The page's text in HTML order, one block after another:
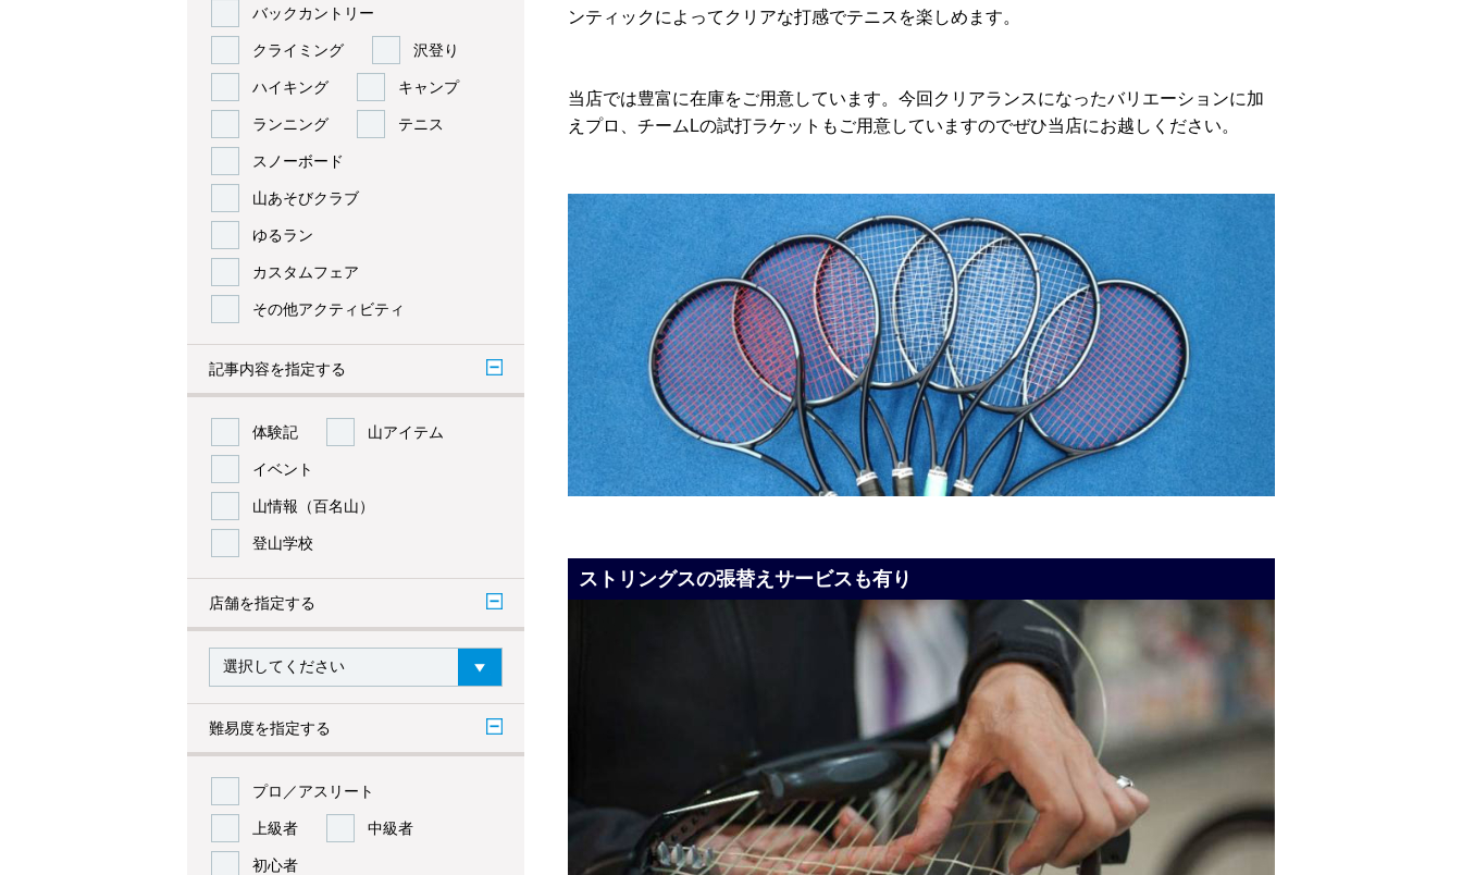
バックカントリー
クライミング 沢登り
ハイキング キャンプ
ランニング テニス
スノーボード
山あそびクラブ
ゆるラン
カスタムフェア
その他アクティビティ
記事内容を指定する
体験記 山アイテム
イベント
山情報（百名山）
登山学校
店舗を指定する
難易度を指定する
プロ／アスリート
上級者 中級者
初心者
ンティックによってクリアな打感でテニスを楽しめます。
当店では豊富に在庫をご用意しています。今回クリアランスになったバリエーションに加
えプロ、チームLの試打ラケットもご用意していますのでぜひ当店にお越しください。
ストリングスの張替えサービスも有り